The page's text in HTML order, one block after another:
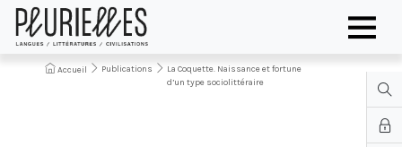
Accueil Publications
La Coquette. Naissance et fortune
d’un type sociolittéraire